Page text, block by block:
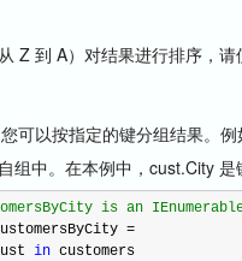
Z 到 A）对结果进行排序，
可以按指定的键分组结果。
组中。在本例中，cust.City 是
is an
=
cust
in customers